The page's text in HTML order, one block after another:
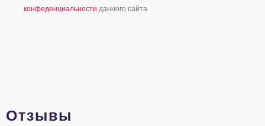
конфеденциальности данного сайта
Отзывы